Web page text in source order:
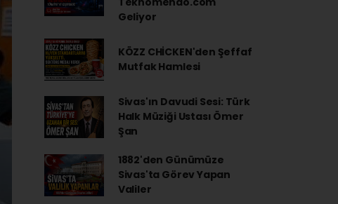
Geliyor
KÖZZ CHİCKEN'den Şeffaf
Mutfak Hamlesi
Sivas'ın Davudi Sesi: Türk
Halk Müziği Ustası Ömer
Şan
1882'den Günümüze
Sivas'ta Görev Yapan
Valiler